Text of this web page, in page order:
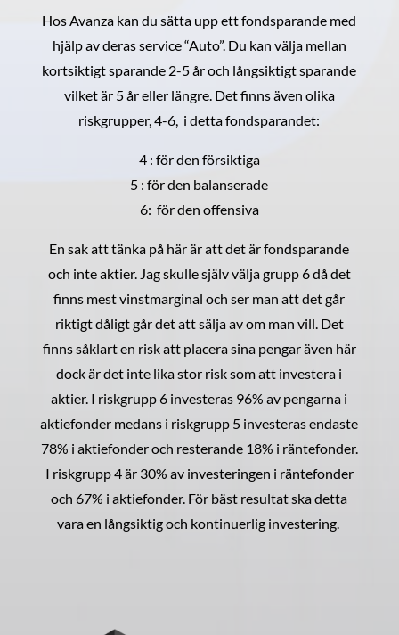
Hos Avanza kan du sätta upp ett fondsparande med
hjälp av deras service “Auto”. Du kan välja mellan
kortsiktigt sparande 2-5 år och långsiktigt sparande
vilket är 5 år eller längre. Det finns även olika
riskgrupper, 4-6, i detta fondsparandet:
4 : för den försiktiga
5 : för den balanserade
6: för den offensiva
En sak att tänka på här är att det är fondsparande
och inte aktier. Jag skulle själv välja grupp 6 då det
finns mest vinstmarginal och ser man att det går
riktigt dåligt går det att sälja av om man vill. Det
finns såklart en risk att placera sina pengar även här
dock är det inte lika stor risk som att investera i
aktier. I riskgrupp 6 investeras 96% av pengarna i
aktiefonder medans i riskgrupp 5 investeras endaste
78% i aktiefonder och resterande 18% i räntefonder.
I riskgrupp 4 är 30% av investeringen i räntefonder
och 67% i aktiefonder. För bäst resultat ska detta
vara en långsiktig och kontinuerlig investering.